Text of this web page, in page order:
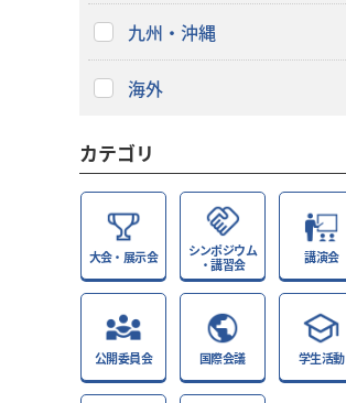
九州・沖縄
海外
カテゴリ
大会・展示会
シンポジウム
・講習会
講演会
公開委員会 国際会議 学生活動